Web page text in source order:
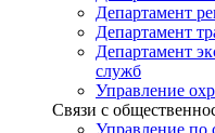
Департамент
Департамент
Департамент
служб
Управление
Связи с
Управление по